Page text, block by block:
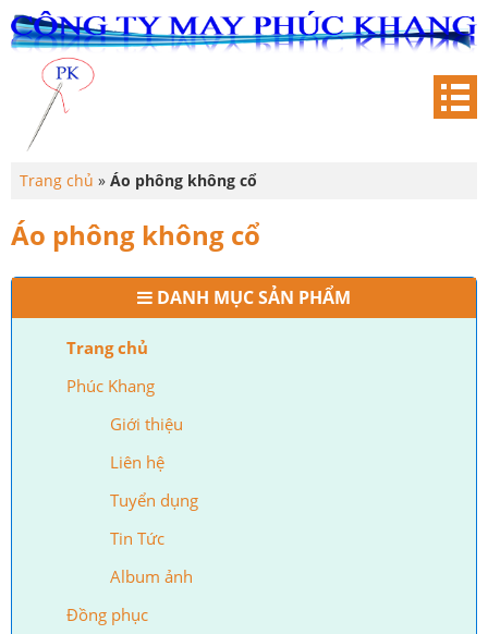
DANH MỤC SẢN PHẨM
Trang chủ
Phúc Khang
Giới thiệu
Liên hệ
Tuyển dụng
Tin Tức
Album ảnh
Đồng phục
Trang chủ » Áo phông không cổ
Áo phông không cổ